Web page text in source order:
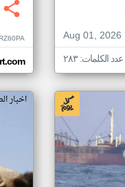
Aug 01, 2026
عدد الكلمات: ٢٨٣
اخبار